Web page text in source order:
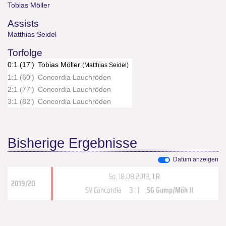
Tobias Möller
Assists
Matthias Seidel
Torfolge
0:1 (17') Tobias Möller (Matthias Seidel)
1:1 (60') Concordia Lauchröden
2:1 (77') Concordia Lauchröden
3:1 (82') Concordia Lauchröden
Bisherige Ergebnisse
Datum anzeigen
2019/20
So, 18.08.2019, 1.R
SV Concordia
3 : 1 SG Gump/Möh II